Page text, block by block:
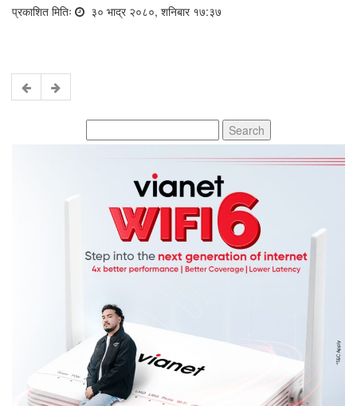
प्रकाशित मितिः ३० भाद्र २०८०, शनिबार १७:३७
for: